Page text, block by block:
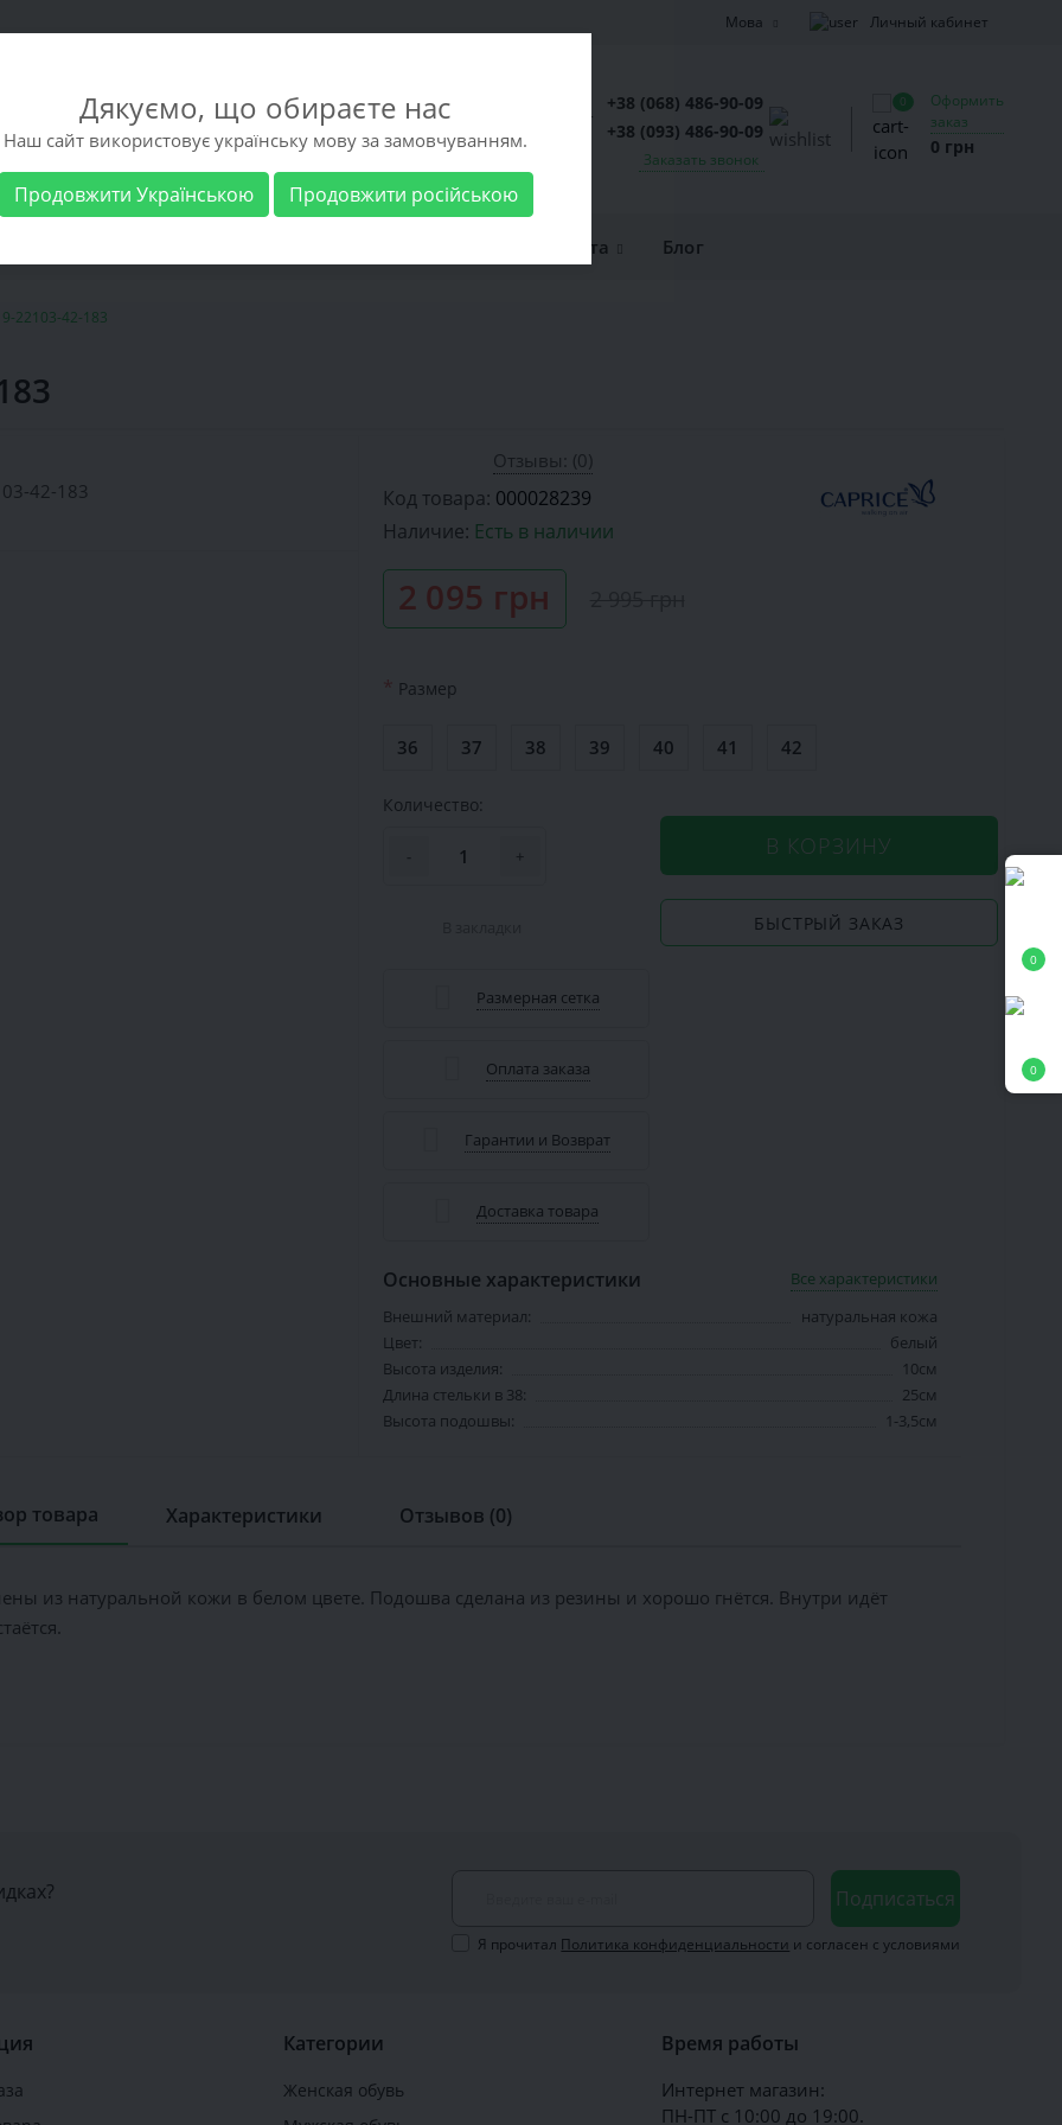
0
0
Мова Личный кабинет
+38 (068) 486-90-09
+38 (093) 486-90-09
Заказать звонок
0
Оформить
заказ
0 грн
Доставка и оплата Блог
22103-42-183
Отзывы: (0)
Код товара: 000028239
Наличие: Есть в наличии
2 095 грн
* Размер
36 37 38 39 40 41 42
Количество:
- + В КОРЗИНУ
БЫСТРЫЙ ЗАКАЗ
Размерная сетка
Оплата заказа
Гарантии и Возврат
Доставка товара
Основные характеристики
Все характеристики
Внешний материал:
натуральная кожа
Цвет:
белый
Высота изделия:
10см
Длина стельки в 38:
25см
Высота подошвы:
1-3,5см
товара Характеристики Отзывов (0)
из натуральной кожи в белом цвете. Подошва сделана из резины и хорошо гнётся. Внутри идёт
Подписаться
Я прочитал Политика конфиденциальности и согласен с условиями
Категории
Женская обувь
Время работы
Интернет магазин:
ПН-ПТ с 10:00 до 19:00.
Дякуємо, що обираєте нас
Наш сайт використовує українську мову за замовчуванням.
Продовжити Українською Продовжити російською